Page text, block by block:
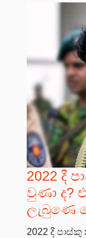
2022 දී
වුණා ද?
ලැබුණෙ
2022 දී